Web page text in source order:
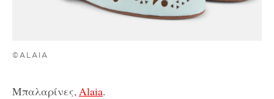
©ALAIA
Μπαλαρίνες, Alaia.